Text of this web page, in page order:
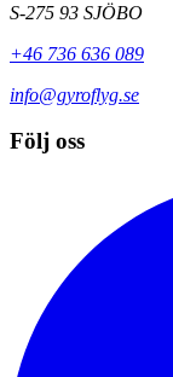
S-275 93 SJÖBO
+46 736 636 089
info@gyroflyg.se
Följ oss